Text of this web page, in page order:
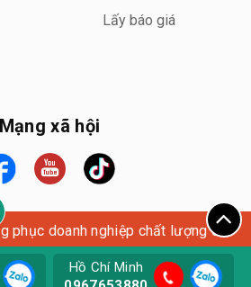
Lấy báo giá
Mạng xã hội
phục doanh nghiệp chất lượng cao
Hồ Chí Minh